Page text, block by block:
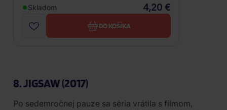
Skladom 4,20 €
DO KOŠÍKA
8. JIGSAW (2017)
Po sedemročnej pauze sa séria vrátila s filmom,